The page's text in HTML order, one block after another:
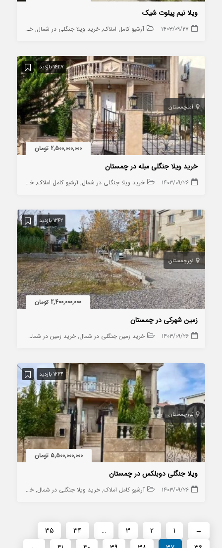
ویلا نیم پیلوت شیک
۱۴۰۳/۰۹/۲۷ آرشیو کامل املاک خرید ویلا جنگلی در شمال خرید ویلا روستایی در شمال
1427 بازدید
آملچمستان
2,500,000,000 تومان
خرید ویلا جنگلی مبله در چمستان
۱۴۰۳/۰۹/۲۶ خرید ویلا جنگلی در شمال آرشیو کامل املاک خرید ویلا در چمستان
1242 بازدید
نورچمستان
2,400,000,000 تومان
زمین شهرکی در چمستان
۱۴۰۳/۰۹/۲۶ خرید زمین جنگلی در شمال خرید زمین در شمال
1264 بازدید
نورچمستان
5,500,000,000 تومان
ویلا جنگلی دوبلکس در چمستان
۱۴۰۳/۰۹/۲۶ آرشیو کامل املاک خرید ویلا جنگلی در شمال خرید ویلا در چمستان
→ ۱ ۲ ۳ … ۳۴
۳۵